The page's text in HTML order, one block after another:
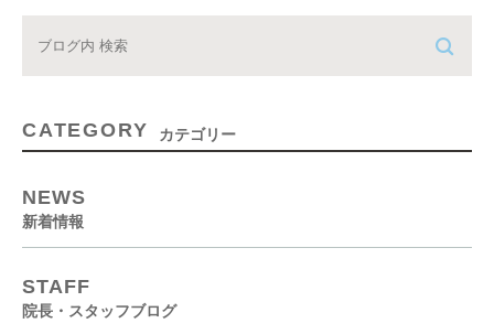
CATEGORY カテゴリー
NEWS
新着情報
STAFF
院長・スタッフブログ